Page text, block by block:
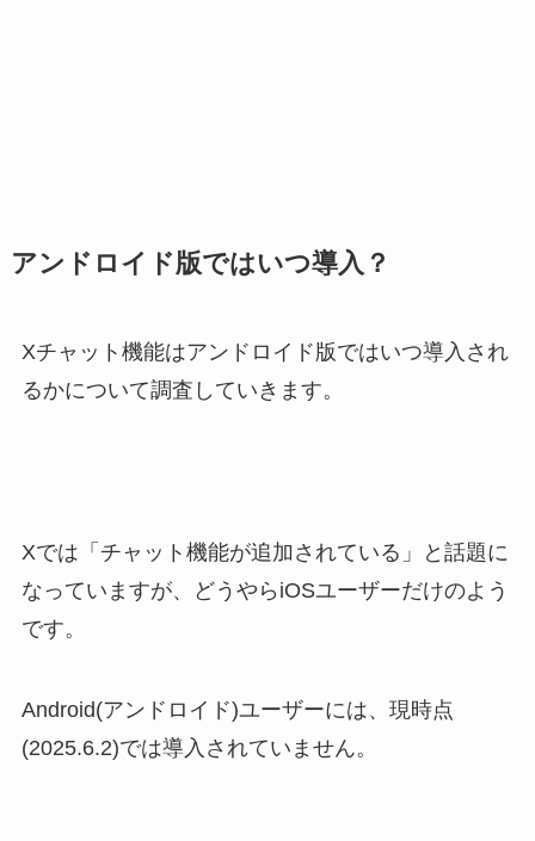
アンドロイド版ではいつ導入？
Xチャット機能はアンドロイド版ではいつ導入され
るかについて調査していきます。
Xでは「チャット機能が追加されている」と話題に
なっていますが、どうやらiOSユーザーだけのよう
です。
Android(アンドロイド)ユーザーには、現時点
(2025.6.2)では導入されていません。